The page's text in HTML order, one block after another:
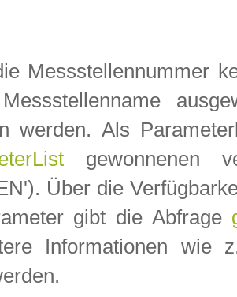
Messstellennummer
werden. Als
gewonnenen
Über die
gibt die Abfrage
Informationen wie